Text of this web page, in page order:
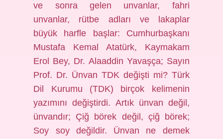
ve sonra gelen unvanlar, fahri
unvanlar, rütbe adları ve lakaplar
büyük harfle başlar: Cumhurbaşkanı
Mustafa Kemal Atatürk, Kaymakam
Erol Bey, Dr. Alaaddin Yavaşça; Sayın
Prof. Dr. Ünvan TDK değişti mi? Türk
Dil Kurumu (TDK) birçok kelimenin
yazımını değiştirdi. Artık ünvan değil,
ünvandır; Çiğ börek değil, çiğ börek;
Soy soy değildir. Ünvan ne demek